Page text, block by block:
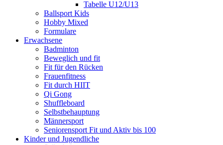
Tabelle U12/U13
Ballsport Kids
Hobby Mixed
Formulare
Erwachsene
Badminton
Beweglich und fit
Fit für den Rücken
Frauenfitness
Fit durch HIIT
Qi Gong
Shuffleboard
Selbstbehauptung
Männersport
Seniorensport Fit und Aktiv bis 100
Kinder und Jugendliche